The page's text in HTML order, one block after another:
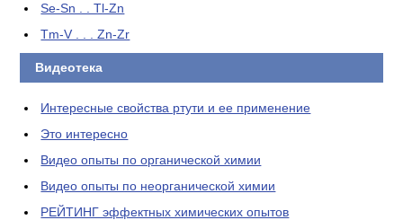
Se-Sn . . Tl-Zn
Tm-V . . . Zn-Zr
Видеотека
Интересные свойства ртути и ее применение
Это интересно
Видео опыты по органической химии
Видео опыты по неорганической химии
РЕЙТИНГ эффектных химических опытов